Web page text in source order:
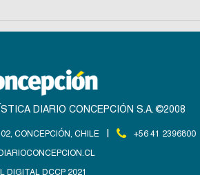
DIARIO CONCEPCIÓN S.A. ©2008
CONCEPCIÓN, CHILE
+56 41 2396800
DIGITAL DCCP 2021